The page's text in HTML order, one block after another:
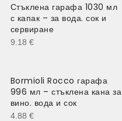
Стъклена гарафа 1030 мл
с капак – за вода. сок и
сервиране
9.18 €
Bormioli Rocco гарафа
996 мл – стъклена кана за
вино. вода и сок
4.88 €